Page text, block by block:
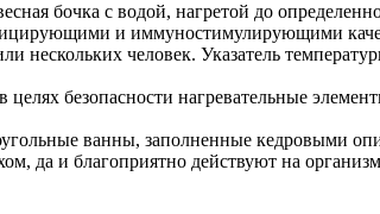
бочка с водой, нагретой до
и иммуностимулирующими
нескольких человек. Указатель
безопасности нагревательные
ванны, заполненные кедровыми
да и благоприятно действуют на